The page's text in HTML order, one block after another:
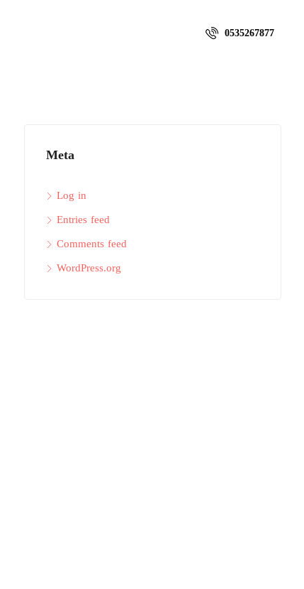
0535267877
Meta
Log in
Entries feed
Comments feed
WordPress.org